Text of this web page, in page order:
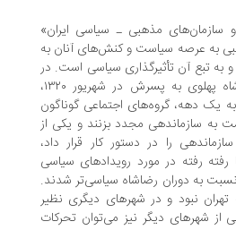
مذهبی ـ سیاسی ایران»
سیاست و کنش‌های آنان به
آن تأثیرگذاری سیاسی است. در
فضای انتقال قدرت از رضاشاه پهلوی به پسرش در شهریور ۱۳۲۰،
گروه‌های اجتماعی گوناگون
مجدد بزنند و یکی از
را در دستور کار قرار داد،
در مورد رویدادهای سیاسی
دوران رضاشاه سیاسی‌تر شدند.
و در شهرهای دیگری نظیر
دیگر نیز می‌توان تحرکات